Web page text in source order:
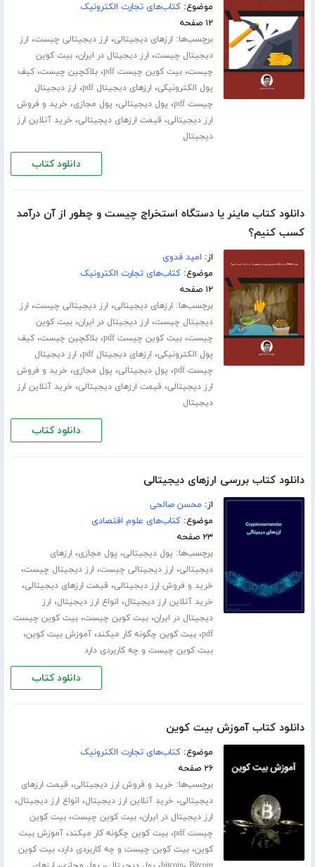
موضوع:کتاب‌های تجارت الکترونیک
۱۲ صفحه
برچسب‌ها: ارزهای دیجیتالی، ارز دیجیتالی چیست، ارز
دیجیتال چیست، ارز دیجیتال در ایران،بیت کوین
چیست،بیت کوین چیست pdf ،بلاکچین چیست،کیف
پول الکترونیکی، ارزهای دیجیتال pdf ، ارز دیجیتال
چیست pdf
، پول دیجیتالی، پول مجازی، خرید و فروش
ارز دیجیتالی، قیمت ارزهای دیجیتالی، خرید آنلاین ارز
دیجیتال
دانلود کتاب
دانلود کتاب ماینر یا دستگاه استخراج چیست و چطور از آن درآمد
کسب کنیم؟
از: امید فدوی
موضوع:کتاب‌های تجارت الکترونیک
۱۲ صفحه
برچسب‌ها: ارزهای دیجیتالی، ارز دیجیتالی چیست، ارز
دیجیتال چیست، ارز دیجیتال در ایران،بیت کوین
چیست،بیت کوین چیست pdf ،بلاکچین چیست،کیف
پول الکترونیکی، ارزهای دیجیتال pdf ، ارز دیجیتال
چیست pdf
، پول دیجیتالی، پول مجازی، خرید و فروش
ارز دیجیتالی، قیمت ارزهای دیجیتالی، خرید آنلاین ارز
دیجیتال
دانلود کتاب
دانلود کتاب بررسی ارزهای دیجیتالی
از: محسن صالحی
موضوع:کتاب‌های علوم اقتصادی
۲۳ صفحه
برچسب‌ها: پول دیجیتالی، پول مجازی، ارزهای
دیجیتالی، ارز دیجیتالی چیست، ارز دیجیتال چیست،
خرید و فروش ارز دیجیتالی، قیمت ارزهای دیجیتالی،
خرید آنلاین ارز دیجیتال، انواع ارز دیجیتال، ارز
دیجیتال در ایران،بیت کوین چیست،بیت کوین چیست
pdf،بیت کوین چگونه کار میکند،آموزش بیت کوین،
بیت کوین چیست و چه کاربردی دارد
دانلود کتاب
دانلود کتاب آموزش بیت کوین
موضوع:کتاب‌های تجارت الکترونیک
۲۶ صفحه
برچسب‌ها: خرید و فروش ارز دیجیتالی، قیمت ارزهای
دیجیتالی، خرید آنلاین ارز دیجیتال، انواع ارز دیجیتال،
ارز دیجیتال در ایران،بیت کوین چیست،بیت کوین
چیست pdf
،بیت کوین چگونه کار میکند،آموزش بیت
کوین،بیت کوین چیست و چه کاربردی دارد،بیت کوین